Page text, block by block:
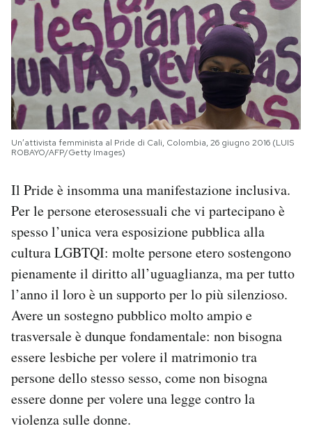
Un’attivista femminista al Pride di Cali, Colombia, 26 giugno 2016 (LUIS
ROBAYO/AFP/Getty Images)
Il Pride è insomma una manifestazione inclusiva.
Per le persone eterosessuali che vi partecipano è
spesso l’unica vera esposizione pubblica alla
cultura LGBTQI: molte persone etero sostengono
pienamente il diritto all’uguaglianza, ma per tutto
l’anno il loro è un supporto per lo più silenzioso.
Avere un sostegno pubblico molto ampio e
trasversale è dunque fondamentale: non bisogna
essere lesbiche per volere il matrimonio tra
persone dello stesso sesso, come non bisogna
essere donne per volere una legge contro la
violenza sulle donne.